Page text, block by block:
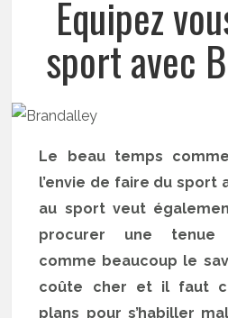
Equipez
sport avec
Le beau temps
l’envie de faire du sport
au sport veut
procurer une tenue
comme beaucoup le
coûte cher et il faut
plans pour s’habiller